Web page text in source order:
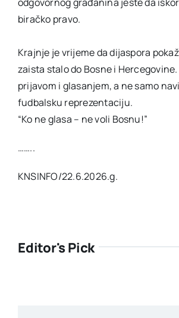
biračko pravo.
Krajnje je vrijeme da dijaspora
zaista stalo do Bosne i Hercegovine.
prijavom i glasanjem, a ne samo
fudbalsku reprezentaciju.
“Ko ne glasa – ne voli Bosnu!”
……..
KNSINFO/22.6.2026.g.
Editor's Pick